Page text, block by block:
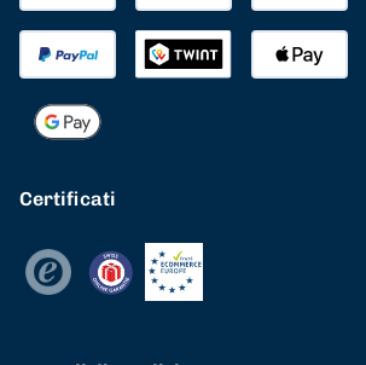
Certificati